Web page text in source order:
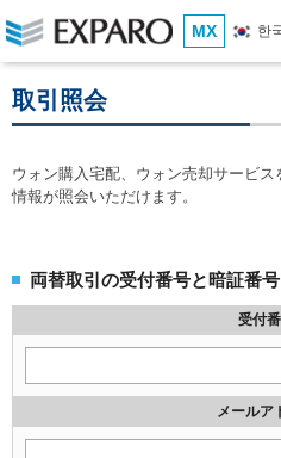
MX 한
取引照会
ウォン購入宅配、ウォン売却サービス
情報が照会いただけます。
両替取引の受付番号と暗証番
受付
メールア